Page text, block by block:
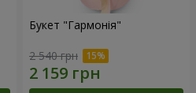
Букет "Гармонія"
2 540 грн